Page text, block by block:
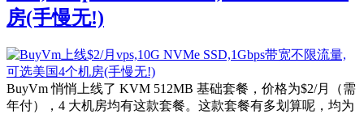
房(手慢无!)
BuyVm 悄悄上线了 KVM 512MB 基础套餐，价格为$2/月（需
年付），4 大机房均有这款套餐。这款套餐有多划算呢，均为